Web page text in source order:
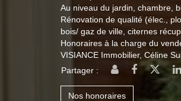
Au niveau du jardin, chambre,
Rénovation de qualité (élec.,
bois/ gaz de ville, citernes
Honoraires à la charge du
VISIANCE Immobilier, Céline
Partager :
Nos honoraires